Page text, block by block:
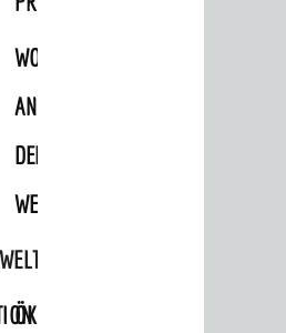
WOHNBEBAUUNG
AN
DER
WEINBERGSTRASSE
ÖKOLOGISCHE